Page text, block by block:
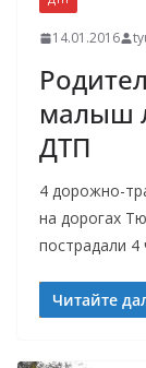
14.01.2016
малыш
ДТП
4 дорожно-
на дорогах
пострадали 4
Читайте